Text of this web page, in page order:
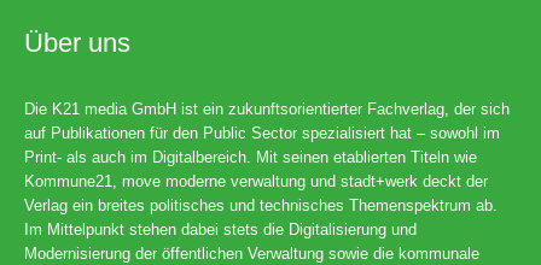
Über uns
Die K21 media GmbH ist ein zukunftsorientierter Fachverlag, der sich
auf Publikationen für den Public Sector spezialisiert hat – sowohl im
Print- als auch im Digitalbereich. Mit seinen etablierten Titeln wie
Kommune21, move moderne verwaltung und stadt+werk deckt der
Verlag ein breites politisches und technisches Themenspektrum ab.
Im Mittelpunkt stehen dabei stets die Digitalisierung und
Modernisierung der öffentlichen Verwaltung sowie die kommunale